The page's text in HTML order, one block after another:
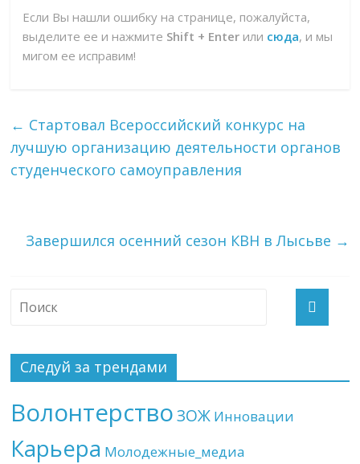
Если Вы нашли ошибку на странице, пожалуйста,
выделите ее и нажмите Shift + Enter или сюда, и мы
мигом ее исправим!
← Стартовал Всероссийский конкурс на
лучшую организацию деятельности органов
студенческого самоуправления
Завершился осенний сезон КВН в Лысьве →
Следуй за трендами
Волонтерство ЗОЖ Инновации
Карьера Молодежные_медиа